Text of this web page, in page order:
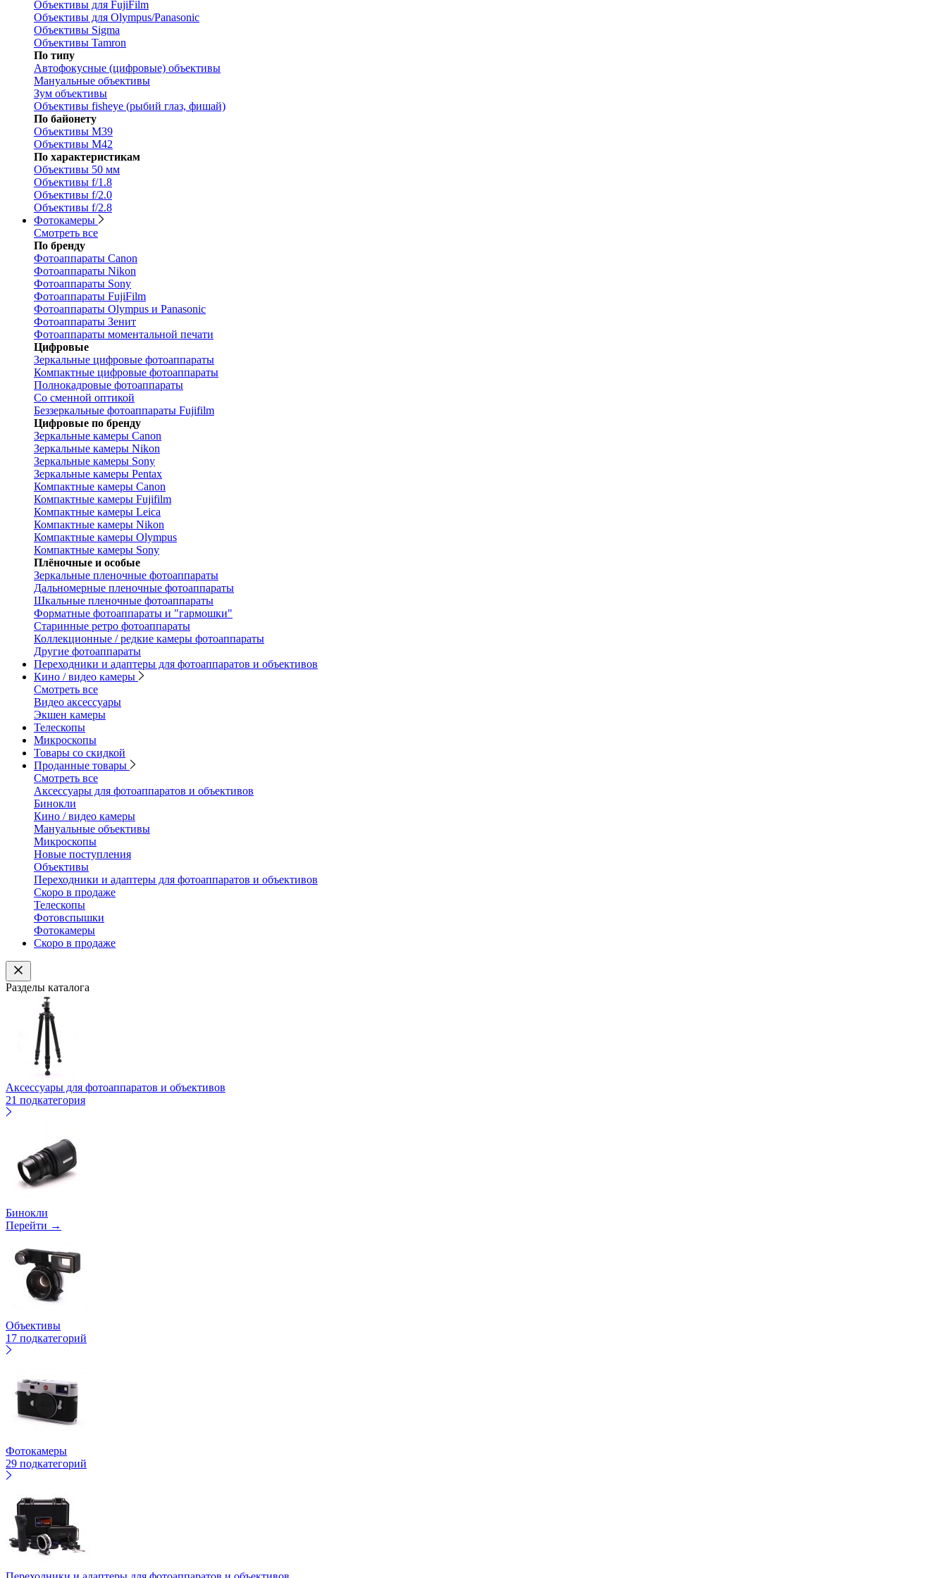
Объективы для FujiFilm
Объективы для Olympus/Panasonic
Объективы Sigma
Объективы Tamron
По типу
Автофокусные (цифровые) объективы
Мануальные объективы
Зум объективы
Объективы fisheye (рыбий глаз, фишай)
По байонету
Объективы M39
Объективы M42
По характеристикам
Объективы 50 мм
Объективы f/1.8
Объективы f/2.0
Объективы f/2.8
Фотокамеры
Смотреть все
По бренду
Фотоаппараты Canon
Фотоаппараты Nikon
Фотоаппараты Sony
Фотоаппараты FujiFilm
Фотоаппараты Olympus и Panasonic
Фотоаппараты Зенит
Фотоаппараты моментальной печати
Цифровые
Зеркальные цифровые фотоаппараты
Компактные цифровые фотоаппараты
Полнокадровые фотоаппараты
Со сменной оптикой
Беззеркальные фотоаппараты Fujifilm
Цифровые по бренду
Зеркальные камеры Canon
Зеркальные камеры Nikon
Зеркальные камеры Sony
Зеркальные камеры Pentax
Компактные камеры Canon
Компактные камеры Fujifilm
Компактные камеры Leica
Компактные камеры Nikon
Компактные камеры Olympus
Компактные камеры Sony
Плёночные и особые
Зеркальные пленочные фотоаппараты
Дальномерные пленочные фотоаппараты
Шкальные пленочные фотоаппараты
Форматные фотоаппараты и "гармошки"
Старинные ретро фотоаппараты
Коллекционные / редкие камеры фотоаппараты
Другие фотоаппараты
Переходники и адаптеры для фотоаппаратов и объективов
Кино / видео камеры
Смотреть все
Видео аксессуары
Экшен камеры
Телескопы
Микроскопы
Товары со скидкой
Проданные товары
Смотреть все
Аксессуары для фотоаппаратов и объективов
Бинокли
Кино / видео камеры
Мануальные объективы
Микроскопы
Новые поступления
Объективы
Переходники и адаптеры для фотоаппаратов и объективов
Скоро в продаже
Телескопы
Фотовспышки
Фотокамеры
Скоро в продаже
Разделы каталога
Аксессуары для фотоаппаратов и объективов
21 подкатегория
Бинокли
Перейти →
Объективы
17 подкатегорий
Фотокамеры
29 подкатегорий